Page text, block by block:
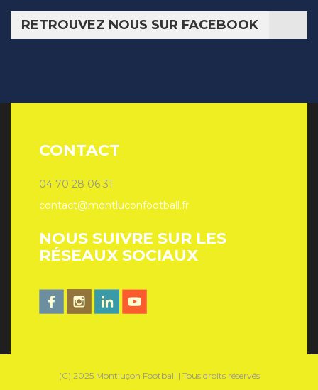
RETROUVEZ NOUS SUR FACEBOOK
CONTACT
04 70 28 06 31
contact@montluconfootball.fr
NOUS SUIVRE SUR LES
RÉSEAUX SOCIAUX
(C) 2025 Montluçon Football | Tous droits réservés